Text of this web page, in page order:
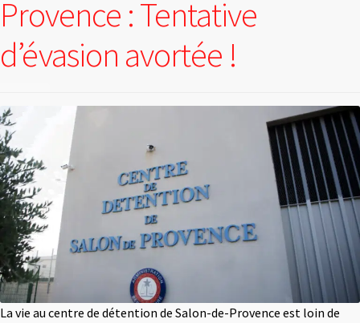
Provence : Tentative
d’évasion avortée !
La vie au centre de détention de Salon-de-Provence est loin de